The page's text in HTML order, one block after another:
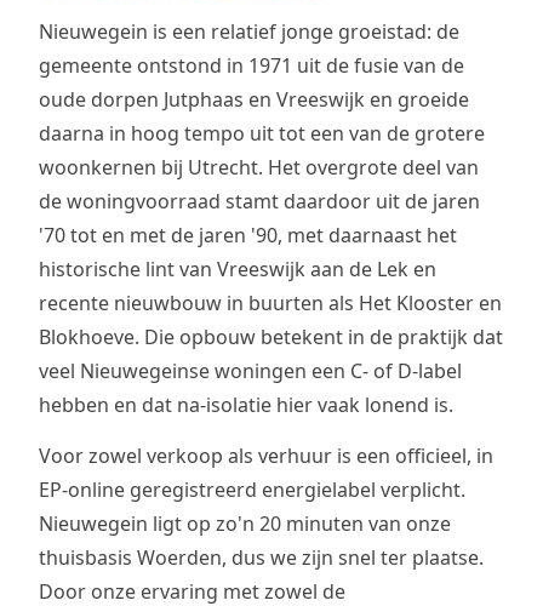
Nieuwegein is een relatief jonge groeistad: de
gemeente ontstond in 1971 uit de fusie van de
oude dorpen Jutphaas en Vreeswijk en groeide
daarna in hoog tempo uit tot een van de grotere
woonkernen bij Utrecht. Het overgrote deel van
de woningvoorraad stamt daardoor uit de jaren
'70 tot en met de jaren '90, met daarnaast het
historische lint van Vreeswijk aan de Lek en
recente nieuwbouw in buurten als Het Klooster en
Blokhoeve. Die opbouw betekent in de praktijk dat
veel Nieuwegeinse woningen een C- of D-label
hebben en dat na-isolatie hier vaak lonend is.
Voor zowel verkoop als verhuur is een officieel, in
EP-online geregistreerd energielabel verplicht.
Nieuwegein ligt op zo'n 20 minuten van onze
thuisbasis Woerden, dus we zijn snel ter plaatse.
Door onze ervaring met zowel de